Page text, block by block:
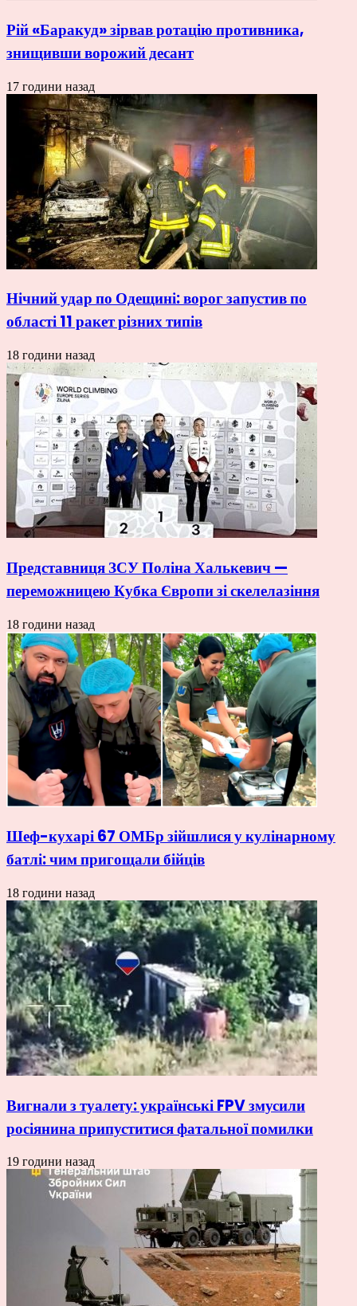
Рій «Баракуд» зірвав ротацію противника,
знищивши ворожий десант
17 години назад
Нічний удар по Одещині: ворог запустив по
області 11 ракет різних типів
18 години назад
Представниця ЗСУ Поліна Халькевич —
переможницею Кубка Європи зі скелелазіння
18 години назад
Шеф-кухарі 67 ОМБр зійшлися у кулінарному
батлі: чим пригощали бійців
18 години назад
Вигнали з туалету: українські FPV змусили
росіянина припуститися фатальної помилки
19 години назад